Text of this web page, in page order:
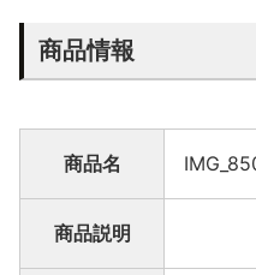
商品情報
商品名
商品説明